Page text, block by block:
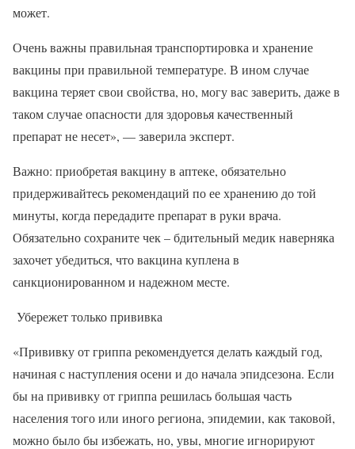
может.
Очень важны правильная транспортировка и хранение
вакцины при правильной температуре. В ином случае
вакцина теряет свои свойства, но, могу вас заверить, даже в
таком случае опасности для здоровья качественный
препарат не несет», — заверила эксперт.
Важно: приобретая вакцину в аптеке, обязательно
придерживайтесь рекомендаций по ее хранению до той
минуты, когда передадите препарат в руки врача.
Обязательно сохраните чек – бдительный медик наверняка
захочет убедиться, что вакцина куплена в
санкционированном и надежном месте.
Убережет только прививка
«Прививку от гриппа рекомендуется делать каждый год,
начиная с наступления осени и до начала эпидсезона. Если
бы на прививку от гриппа решилась большая часть
населения того или иного региона, эпидемии, как таковой,
можно было бы избежать, но, увы, многие игнорируют